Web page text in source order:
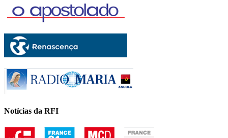
Notícias da RFI